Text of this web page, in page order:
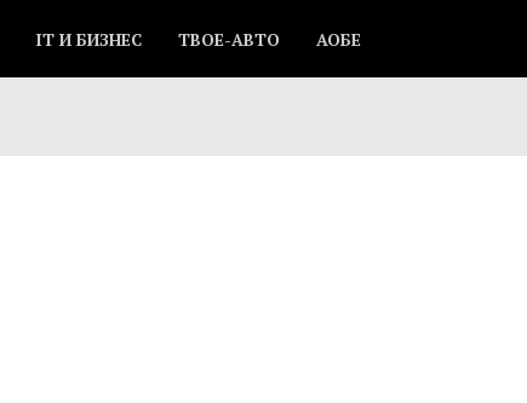
IT И БИЗНЕС ТВОЕ-АВТО АОБЕ